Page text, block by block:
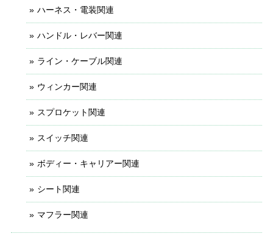
ハーネス・電装関連
ハンドル・レバー関連
ライン・ケーブル関連
ウィンカー関連
スプロケット関連
スイッチ関連
ボディー・キャリアー関連
シート関連
マフラー関連